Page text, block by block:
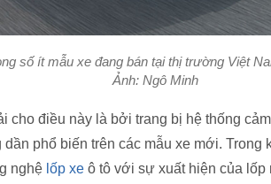
số ít mẫu xe đang bán tại thị trường Việt
Ảnh: Ngô Minh
cho điều này là bởi trang bị hệ thống
phổ biến trên các mẫu xe mới. Trong
nghệ lốp xe ô tô với sự xuất hiện của